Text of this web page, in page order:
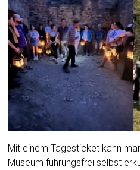
Mit einem Tagesticket kann
Museum führungsfrei selbst